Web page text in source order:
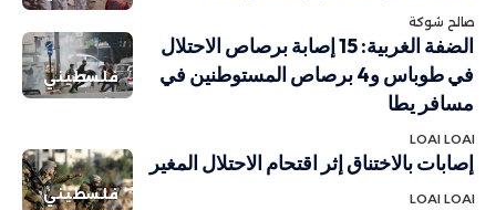
صالح شوكة
فلسطيني
الضفة الغربية: 15 إصابة برصاص الاحتلال
في طوباس و4 برصاص المستوطنين في
مسافر يطا
LOAI LOAI
فلسطيني
إصابات بالاختناق إثر اقتحام الاحتلال المغير
LOAI LOAI